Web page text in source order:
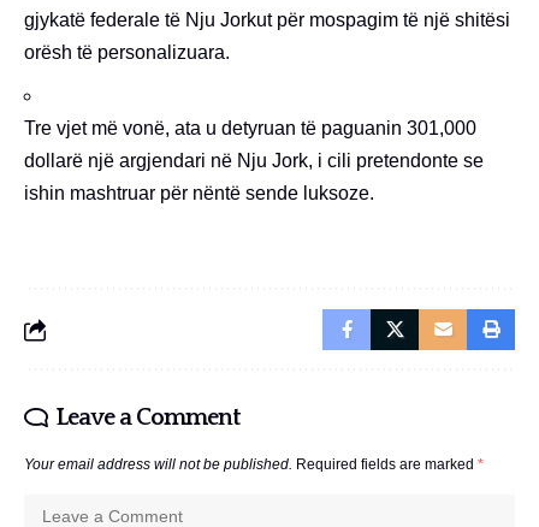
gjykatë federale të Nju Jorkut për mospagim të një shitësi
orësh të personalizuara.
Tre vjet më vonë, ata u detyruan të paguanin 301,000
dollarë një argjendari në Nju Jork, i cili pretendonte se
ishin mashtruar për nëntë sende luksoze.
Leave a Comment
Your email address will not be published. Required fields are marked *